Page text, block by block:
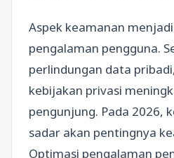
Aspek keamanan
pengalaman pengguna.
perlindungan data
kebijakan privasi
pengunjung. Pada 2026,
sadar akan pentingnya
Optimasi pengalaman